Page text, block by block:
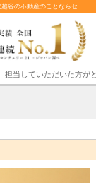
【飯田】担当していただいた方がとても好印象でした。成約実績 | 越谷、北越谷の不動産のことならセンチュリー21マルヨシ
担当していただいた方が